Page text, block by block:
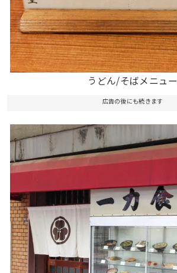
うどん/そばメニュー
広告の後にも続きます